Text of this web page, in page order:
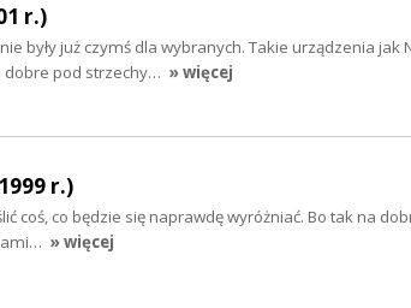
r.)
były już czymś dla wybranych. Takie urządzenia jak
dobre pod strzechy… » więcej
r.)
coś, co będzie się naprawdę wyróżniać. Bo tak na
» więcej